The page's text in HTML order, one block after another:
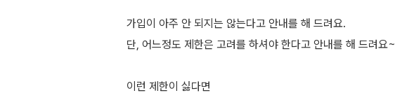
가입이 아주 안 되지는 않는다고 안내를 해 드려요.
단, 어느정도 제한은 고려를 하셔야 한다고 안내를 해 드려요~
이런 제한이 싫다면